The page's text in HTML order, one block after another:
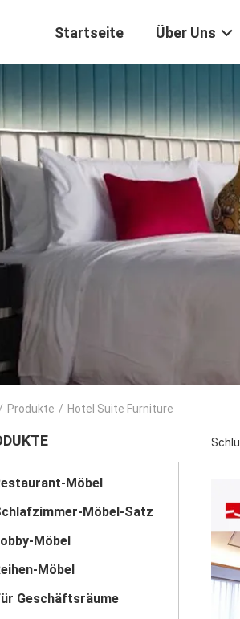
Startseite Über Uns
/ Produkte / Hotel Suite Furniture
Möbel
Möbel-Satz
Möbel
Möbel
Geschäftsräume